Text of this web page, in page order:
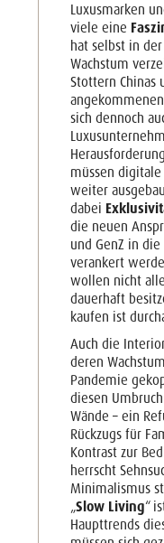
Luxusmarken
viele eine
hat selbst in
Wachstum
Stottern Chinas
sich dennoch
müssen
weiter
dabei
die neuen
und GenZ in
verankert
wollen nicht
dauerhaft
kaufen ist
Auch die
deren
Pandemie
diesen
Wände – ein
Rückzugs für
Kontrast zur
herrscht
Minimalismus
„Slow Living“
Haupttrends